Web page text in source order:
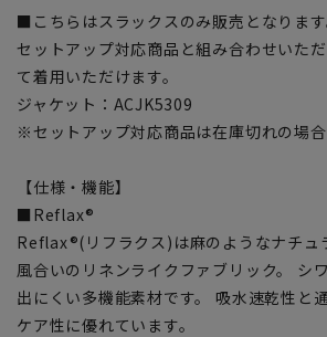
■こちらはスラックスのみ販売となります
セットアップ対応商品と組み合わせいた
て着用いただけます。
ジャケット：ACJK5309
※セットアップ対応商品は在庫切れの場合
【仕様・機能】
■Reflax®
Reflax®(リフラクス)は麻のようなナチュ
風合いのリネンライクファブリック。 シ
出にくい多機能素材です。 吸水速乾性と
ケア性に優れています。